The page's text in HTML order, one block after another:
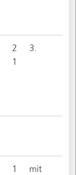
2
1
3.
1
mit